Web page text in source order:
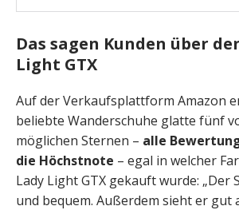
Das sagen Kunden über
Light GTX
Auf der Verkaufsplattform Amazon
beliebte Wanderschuhe glatte fünf
möglichen Sternen – alle
die Höchstnote – egal in welcher
Lady Light GTX gekauft wurde: „Der
und bequem. Außerdem sieht er gut